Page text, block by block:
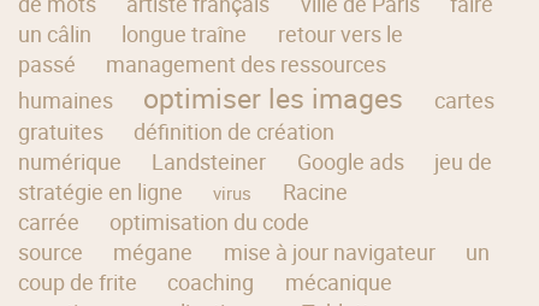
un câlin
longue traîne
retour vers le
passé
management des ressources
humaines
optimiser les images
cartes
gratuites
définition de création
numérique
Landsteiner Google ads
jeu de
stratégie en ligne
virus
Racine
carrée
optimisation du code
source
mégane mise à jour navigateur
un
coup de frite
coaching
mécanique